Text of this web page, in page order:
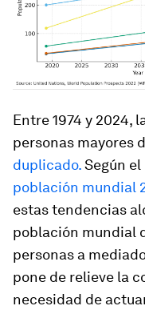
Entre 1974 y 2024,
personas mayores
duplicado.Según
población mundial
estas tendencias
población mundial
personas a
pone de relieve la
necesidad de